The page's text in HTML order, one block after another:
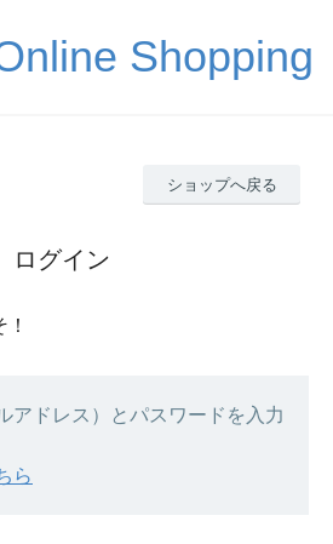
Shopping
ショップへ戻る
ログイン
アドレス）とパスワードを入力
ら